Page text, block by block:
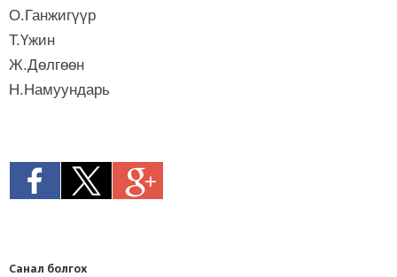
О.Ганжигүүр
Т.Үжин
Ж.Дөлгөөн
Н.Намуундарь
Санал болгох